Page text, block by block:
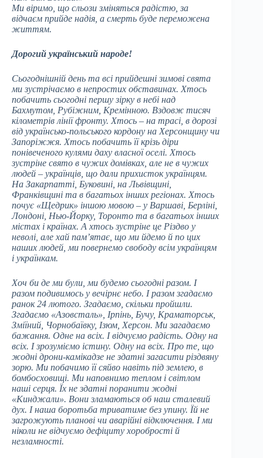
Ми віримо, що сльози зміняться радістю, за
відчаєм прийде надія, а смерть буде переможена
життям.
Дорогий український народе!
Сьогоднішній день та всі прийдешні зимові свята
ми зустрічаємо в непростих обставинах. Хтось
побачить сьогодні першу зірку в небі над
Бахмутом, Рубіжним, Кремінною. Вздовж тисяч
кілометрів лінії фронту. Хтось – на трасі, в дорозі
від українсько-польського кордону на Херсонщину чи
Запоріжжя. Хтось побачить її крізь діри
понівеченого кулями даху власної оселі. Хтось
зустріне свято в чужих домівках, але не в чужих
людей – українців, що дали прихисток українцям.
На Закарпатті, Буковині, на Львівщині,
Франківщині та в багатьох інших регіонах. Хтось
почує «Щедрик» іншою мовою – у Варшаві, Берліні,
Лондоні, Нью-Йорку, Торонто та в багатьох інших
містах і країнах. А хтось зустріне це Різдво у
неволі, але хай памʼятає, що ми йдемо й по цих
наших людей, ми повернемо свободу всім українцям
і українкам.
Хоч би де ми були, ми будемо сьогодні разом. І
разом подивимось у вечірнє небо. І разом згадаємо
ранок 24 лютого. Згадаємо, скільки пройшли.
Згадаємо «Азовсталь», Ірпінь, Бучу, Краматорськ,
Зміїний, Чорнобаївку, Ізюм, Херсон. Ми загадаємо
бажання. Одне на всіх. І відчуємо радість. Одну на
всіх. І зрозуміємо істину. Одну на всіх. Про те, що
жодні дрони-камікадзе не здатні загасити різдвяну
зорю. Ми побачимо її сяйво навіть під землею, в
бомбосховищі. Ми наповнимо теплом і світлом
наші серця. Їх не здатні поранити жодні
«Кинджали». Вони зламаються об наш сталевий
дух. І наша боротьба триватиме без упину. Їй не
загрожують планові чи аварійні відключення. І ми
ніколи не відчуємо дефіциту хоробрості й
незламності.